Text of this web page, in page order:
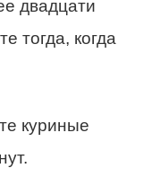
двадцати
тогда, когда
куриные